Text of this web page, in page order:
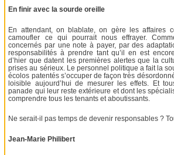
En finir avec la sourde oreille
En attendant, on blablate, on gère les affaires
camoufler ce qui pourrait nous effrayer.
concernés par une note à payer, par des
responsabilités à prendre tant qu’il en est
d’hier que datent les premières alertes que la
prises au sérieux. Le personnel politique a fait la
écolos patentés s’occuper de façon très
loisible aujourd’hui de mesurer les effets. Et
panade qui leur reste extérieure et dont les
comprendre tous les tenants et aboutissants.
Ne serait-il pas temps de devenir responsables ?
Jean-Marie Philibert